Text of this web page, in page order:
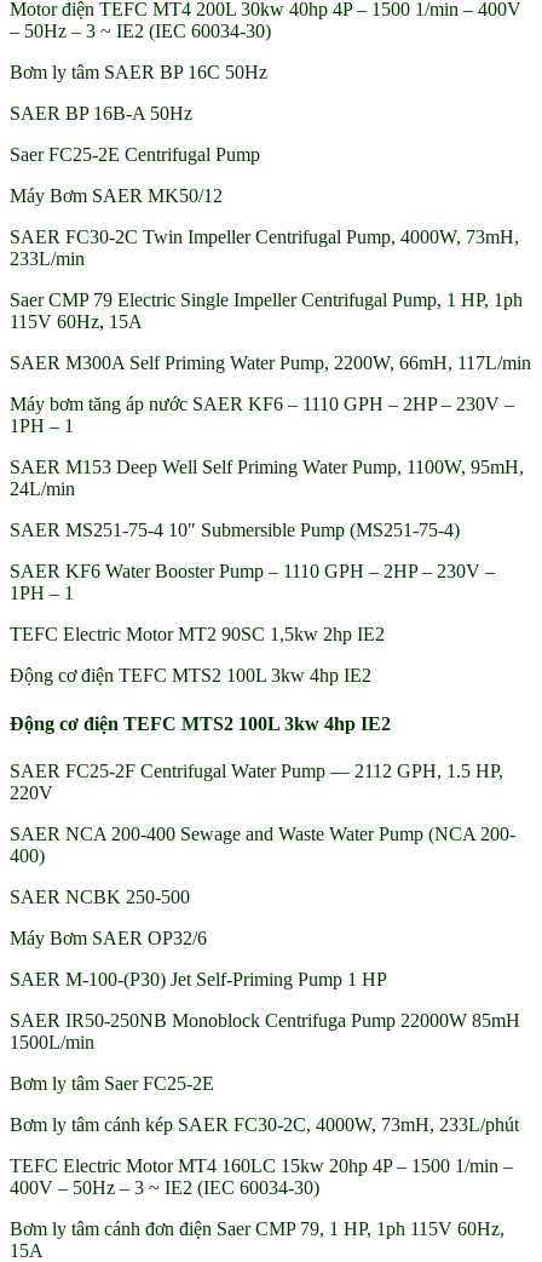
Motor điện TEFC MT4 200L 30kw 40hp 4P – 1500 1/min – 400V
– 50Hz – 3 ~ IE2 (IEC 60034-30)
Bơm ly tâm SAER BP 16C 50Hz
SAER BP 16B-A 50Hz
Saer FC25-2E Centrifugal Pump
Máy Bơm SAER MK50/12
SAER FC30-2C Twin Impeller Centrifugal Pump, 4000W, 73mH,
233L/min
Saer CMP 79 Electric Single Impeller Centrifugal Pump, 1 HP, 1ph
115V 60Hz, 15A
SAER M300A Self Priming Water Pump, 2200W, 66mH, 117L/min
Máy bơm tăng áp nước SAER KF6 – 1110 GPH – 2HP – 230V –
1PH – 1
SAER M153 Deep Well Self Priming Water Pump, 1100W, 95mH,
24L/min
SAER MS251-75-4 10″ Submersible Pump (MS251-75-4)
SAER KF6 Water Booster Pump – 1110 GPH – 2HP – 230V –
1PH – 1
TEFC Electric Motor MT2 90SC 1,5kw 2hp IE2
Động cơ điện TEFC MTS2 100L 3kw 4hp IE2
Động cơ điện TEFC MTS2 100L 3kw 4hp IE2
SAER FC25-2F Centrifugal Water Pump — 2112 GPH, 1.5 HP,
220V
SAER NCA 200-400 Sewage and Waste Water Pump (NCA 200-
400)
SAER NCBK 250-500
Máy Bơm SAER OP32/6
SAER M-100-(P30) Jet Self-Priming Pump 1 HP
SAER IR50-250NB Monoblock Centrifuga Pump 22000W 85mH
1500L/min
Bơm ly tâm Saer FC25-2E
Bơm ly tâm cánh kép SAER FC30-2C, 4000W, 73mH, 233L/phút
TEFC Electric Motor MT4 160LC 15kw 20hp 4P – 1500 1/min –
400V – 50Hz – 3 ~ IE2 (IEC 60034-30)
Bơm ly tâm cánh đơn điện Saer CMP 79, 1 HP, 1ph 115V 60Hz,
15A